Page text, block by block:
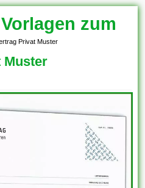
zum
Privat Muster
Muster